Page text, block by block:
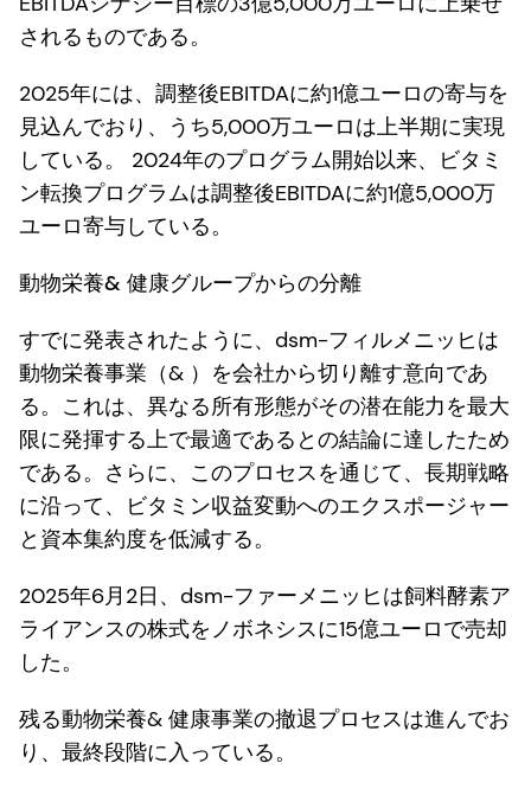
されるものである。
2025年には、調整後EBITDAに約1億ユーロの寄与を
見込んでおり、うち5,000万ユーロは上半期に実現
している。 2024年のプログラム開始以来、ビタミ
ン転換プログラムは調整後EBITDAに約1億5,000万
ユーロ寄与している。
動物栄養& 健康グループからの分離
すでに発表されたように、dsm-フィルメニッヒは
動物栄養事業（& ）を会社から切り離す意向であ
る。これは、異なる所有形態がその潜在能力を最大
限に発揮する上で最適であるとの結論に達したため
である。さらに、このプロセスを通じて、長期戦略
に沿って、ビタミン収益変動へのエクスポージャー
と資本集約度を低減する。
2025年6月2日、dsm-ファーメニッヒは飼料酵素ア
ライアンスの株式をノボネシスに15億ユーロで売却
した。
残る動物栄養& 健康事業の撤退プロセスは進んでお
り、最終段階に入っている。